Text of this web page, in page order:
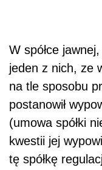
W spółce
jeden z nich, ze
na tle sposobu
postanowił
(umowa spółki
kwestii jej
tę spółkę